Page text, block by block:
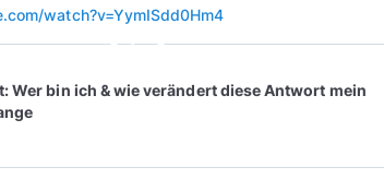
watch?v=YymISdd0Hm4
play_circle_outline
Wer bin ich & wie verändert diese Antwort mein